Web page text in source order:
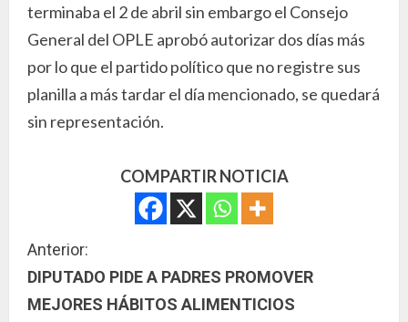
terminaba el 2 de abril sin embargo el Consejo
General del OPLE aprobó autorizar dos días más
por lo que el partido político que no registre sus
planilla a más tardar el día mencionado, se quedará
sin representación.
COMPARTIR NOTICIA
S
i
Anterior:
DIPUTADO PIDE A PADRES PROMOVER
MEJORES HÁBITOS ALIMENTICIOS